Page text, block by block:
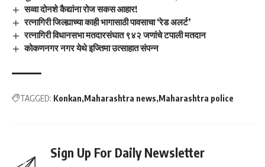
सव्वा दोनशे कैद्यांना रोज सकस आहार!
रत्नागिरी जिल्ह्याच्या काही भागासाठी पावसाचा ‘रेड अलर्ट’
रत्नागिरी विधानसभा मतदारसंघात ९४२ जणांचे टपाली मतदान
कोकणनगर नगर येथे इज्तिमा उत्साहात संपन्न
TAGGED: Konkan Maharashtra news Maharashtra police
Sign Up For Daily Newsletter